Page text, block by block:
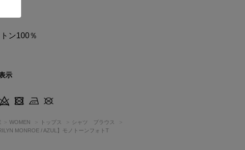
ン100％
示
WOMEN トップス
シャツ ブラウス
MONROE / AZUL】モノトーンフォトT